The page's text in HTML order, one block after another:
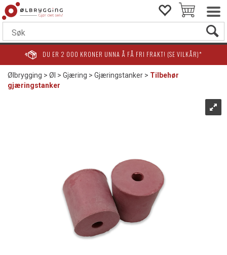
DU ER 2 000 KRONER UNNA Å FÅ FRI FRAKT! (SE VILKÅR)*
Ølbrygging>Øl >Gjæring>Gjæringstanker>Tilbehør
gjæringstanker